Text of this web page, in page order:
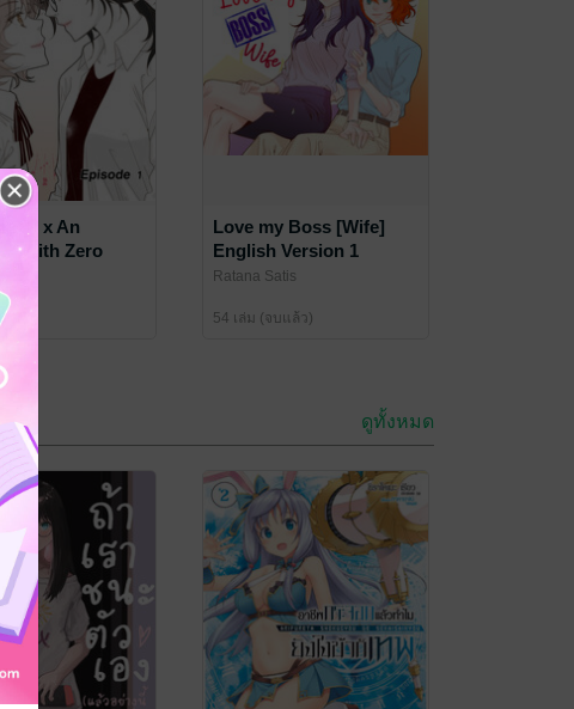
x An
with Zero
- EP 1
Love my Boss [Wife]
English Version 1
Ratana Satis
54 เล่ม (จบแล้ว)
ดูทั้งหมด